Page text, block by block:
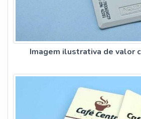
Imagem ilustrativa de valor